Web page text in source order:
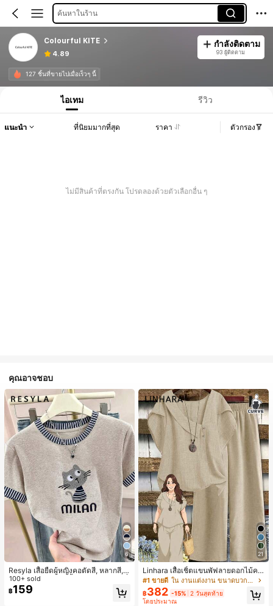
ค้นหาในร้าน
Colourful KITE
4.89
กำลังติดตาม
93 ผู้ติดตาม
127 ชิ้นที่ขายไปเมื่อเร็วๆ นี้
ไอเทม รีวิว
แนะนำ ที่นิยมมากที่สุด ราคา ตัวกรอง
ไม่มีสินค้าที่ตรงกัน โปรดลองด้วยตัวเลือกอื่น ๆ
คุณอาจชอบ
6
Resyla เสื้อยืดผู้หญิงคอตัดสี, หลากสี, ล
ายพิมพ์แมวน่ารัก, เสื้อสำหรับออกไปเที่
ยวฤดูร้อน, ดีไซน์กราฟิก, ความรู้สึกพรีเ
มียม, ลำลองอเนกประสงค์, สวมใส่ประ
100+ sold
฿159
21
Linhara เสื้อเชิ้ตแขนพัฟลายดอกไม้คอ
ปกไม่สมมาตรสำหรับผู้หญิงไซส์ใหญ่ +
กางเกงลำลองทรงหลวมเอวยางยืด 2 ชิ้
น สำหรับฤดูใบไม้ผลิ/ฤดูร้อน
#1 ขายดี ใน งานแต่งงาน ขนาดบวก Co-Ords
฿382 -15% 2 วันสุดท้าย
โดยประมาณ